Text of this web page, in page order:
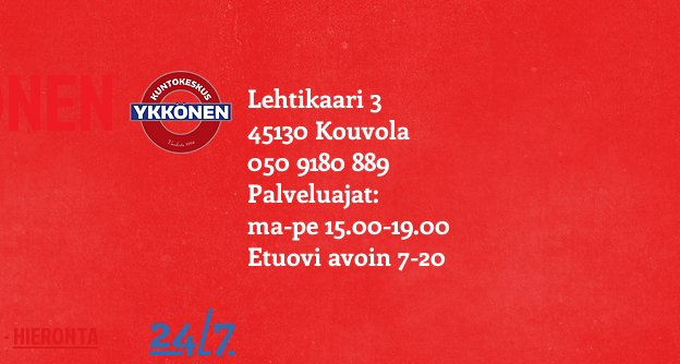
HIERONTA 24/7
Lehtikaari 3
45130 Kouvola
050 9180 889
Palveluajat:
ma-pe 15.00-19.00
Etuovi avoin 7-20